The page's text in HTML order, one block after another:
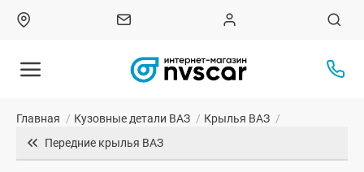
Главная / Кузовные детали ВАЗ / Крылья ВАЗ /
Передние крылья ВАЗ